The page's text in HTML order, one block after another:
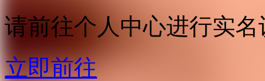
请前往个人中心进行实名
立即前往